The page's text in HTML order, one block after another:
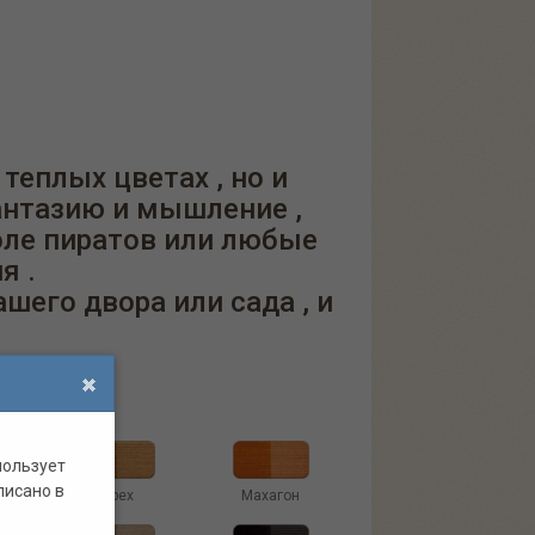
цветах , но и
и мышление ,
пиратов или любые
.
двора или сада , и
Орех Махагон
в